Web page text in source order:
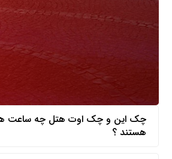
چک این و چک اوت هتل چه ساعت
هستند ؟